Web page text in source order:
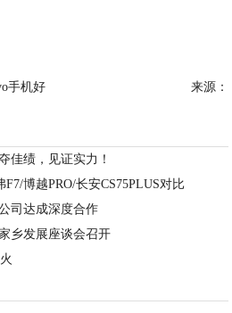
手机好 来源：
佳绩，见证实力！
博越PRO/长安CS75PLUS对比
司达成深度合作
乡发展座谈会召开